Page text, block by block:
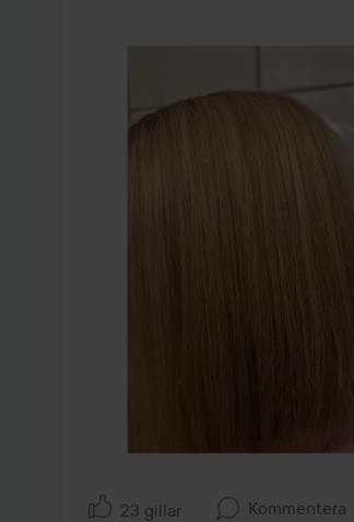
23 gillar Kommentera